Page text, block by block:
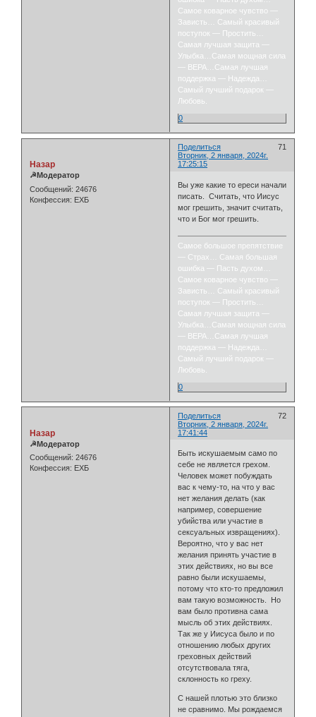
Самое коварное чувство —
Зависть… Самый красивый
поступок — Простить…
Самая лучшая защита —
Улыбка…Самая мощная сила
— ВЕРА…Самая лучшая
поддержка — Надежда…
Самый лучший подарок —
Любовь.
0
Поделиться
71
Вторник, 2 января, 2024г.
17:25:15
Назар
☭Модератор
Сообщений: 24676
Конфессия: ЕХБ
Вы уже какие то ереси начали
писать. Считать, что Иисус
мог грешить, значит считать,
что и Бог мог грешить.
Самое большое препятствие
— Страх… Самая большая
ошибка — Пасть духом…
Самое коварное чувство —
Зависть… Самый красивый
поступок — Простить…
Самая лучшая защита —
Улыбка…Самая мощная сила
— ВЕРА…Самая лучшая
поддержка — Надежда…
Самый лучший подарок —
Любовь.
0
Поделиться
72
Вторник, 2 января, 2024г.
17:41:44
Назар
☭Модератор
Сообщений: 24676
Конфессия: ЕХБ
Быть искушаемым само по
себе не является грехом.
Человек может побуждать
вас к чему-то, на что у вас
нет желания делать (как
например, совершение
убийства или участие в
сексуальных извращениях).
Вероятно, что у вас нет
желания принять участие в
этих действиях, но вы все
равно были искушаемы,
потому что кто-то предложил
вам такую возможность. Но
вам было противна сама
мысль об этих действиях.
Так же у Иисуса было и по
отношению любых других
греховных действий
отсутствовала тяга,
склонность ко греху.
С нашей плотью это близко
не сравнимо. Мы рождаемся